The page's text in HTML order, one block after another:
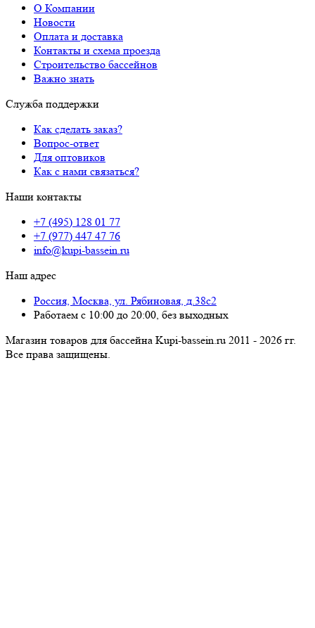
О Компании
Новости
Оплата и доставка
Контакты и схема проезда
Строительство бассейнов
Важно знать
Служба поддержки
Как сделать заказ?
Вопрос-ответ
Для оптовиков
Как с нами связаться?
Наши контакты
+7 (495) 128 01 77
+7 (977) 447 47 76
info@kupi-bassein.ru
Наш адрес
Россия, Москва, ул. Рябиновая, д.38с2
Работаем с 10:00 до 20:00, без выходных
Магазин товаров для бассейна Kupi-bassein.ru 2011 - 2026 гг.
Все пра­ва за­щи­ще­ны.